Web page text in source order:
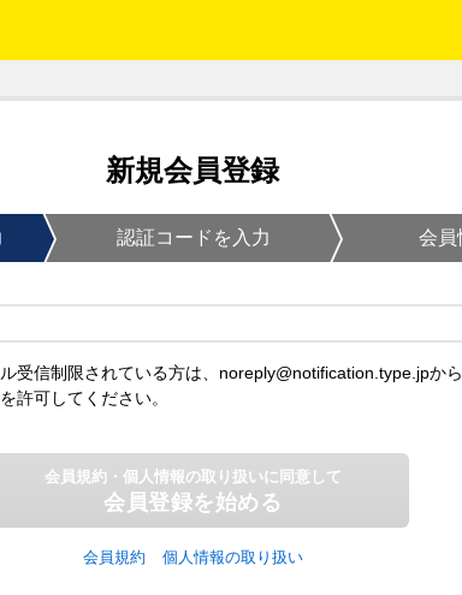
新規会員登録
認証コードを入力 会員
受信制限されている方は、noreply@notification.type.jpから
許可してください。
会員規約・個人情報の取り扱いに同意して
会員登録を始める
会員規約 個人情報の取り扱い